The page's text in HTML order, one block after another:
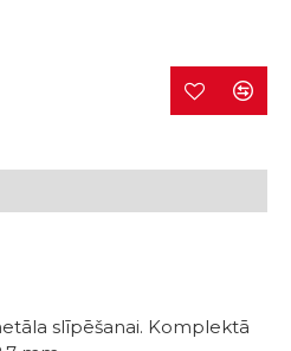
slīpēšanai. Komplektā